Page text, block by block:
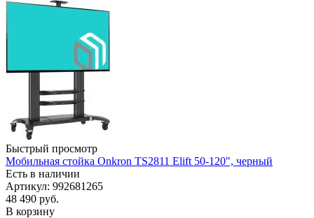
Быстрый просмотр
Мобильная стойка Onkron TS2811 Elift 50-120", черный
Есть в наличии
Артикул: 992681265
48 490 руб.
В корзину